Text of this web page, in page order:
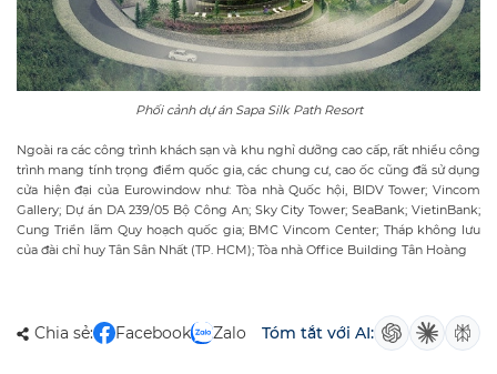
Phối cảnh dự án Sapa Silk Path Resort
Ngoài ra các công trình khách sạn và khu nghỉ dưỡng cao cấp, rất nhiều công
trình mang tính trọng điểm quốc gia, các chung cư, cao ốc cũng đã sử dụng
cửa hiện đại của Eurowindow như: Tòa nhà Quốc hội, BIDV Tower; Vincom
Gallery; Dự án DA 239/05 Bộ Công An; Sky City Tower; SeaBank; VietinBank;
Cung Triển lãm Quy hoạch quốc gia; BMC Vincom Center; Tháp không lưu
của đài chỉ huy Tân Sân Nhất (TP. HCM); Tòa nhà Office Building Tân Hoàng
Chia sẻ: Facebook Zalo Tóm tắt với AI: